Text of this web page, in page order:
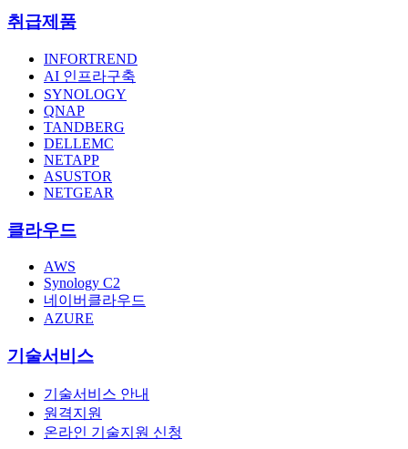
취급제품
INFORTREND
AI 인프라구축
SYNOLOGY
QNAP
TANDBERG
DELLEMC
NETAPP
ASUSTOR
NETGEAR
클라우드
AWS
Synology C2
네이버클라우드
AZURE
기술서비스
기술서비스 안내
원격지원
온라인 기술지원 신청